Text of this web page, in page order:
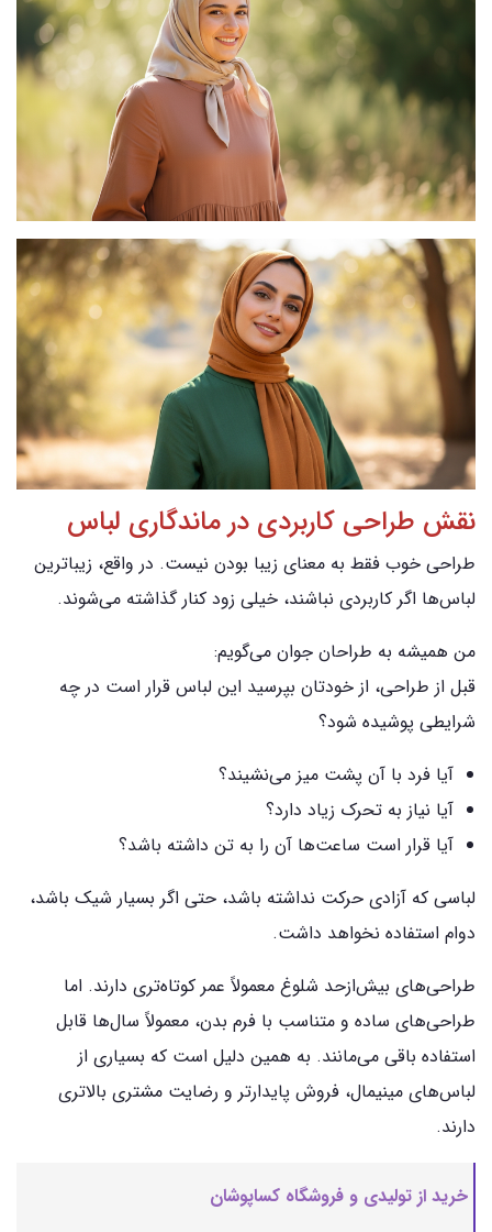
نقش طراحی کاربردی در ماندگاری لباس
طراحی خوب فقط به معنای زیبا بودن نیست. در واقع، زیباترین
لباس‌ها اگر کاربردی نباشند، خیلی زود کنار گذاشته می‌شوند.
من همیشه به طراحان جوان می‌گویم:
قبل از طراحی، از خودتان بپرسید این لباس قرار است در چه
شرایطی پوشیده شود؟
آیا فرد با آن پشت میز می‌نشیند؟
آیا نیاز به تحرک زیاد دارد؟
آیا قرار است ساعت‌ها آن را به تن داشته باشد؟
لباسی که آزادی حرکت نداشته باشد، حتی اگر بسیار شیک باشد،
دوام استفاده نخواهد داشت.
طراحی‌های بیش‌ازحد شلوغ معمولاً عمر کوتاه‌تری دارند. اما
طراحی‌های ساده و متناسب با فرم بدن، معمولاً سال‌ها قابل
استفاده باقی می‌مانند. به همین دلیل است که بسیاری از
لباس‌های مینیمال، فروش پایدارتر و رضایت مشتری بالاتری
دارند.
خرید از تولیدی و فروشگاه کساپوشان